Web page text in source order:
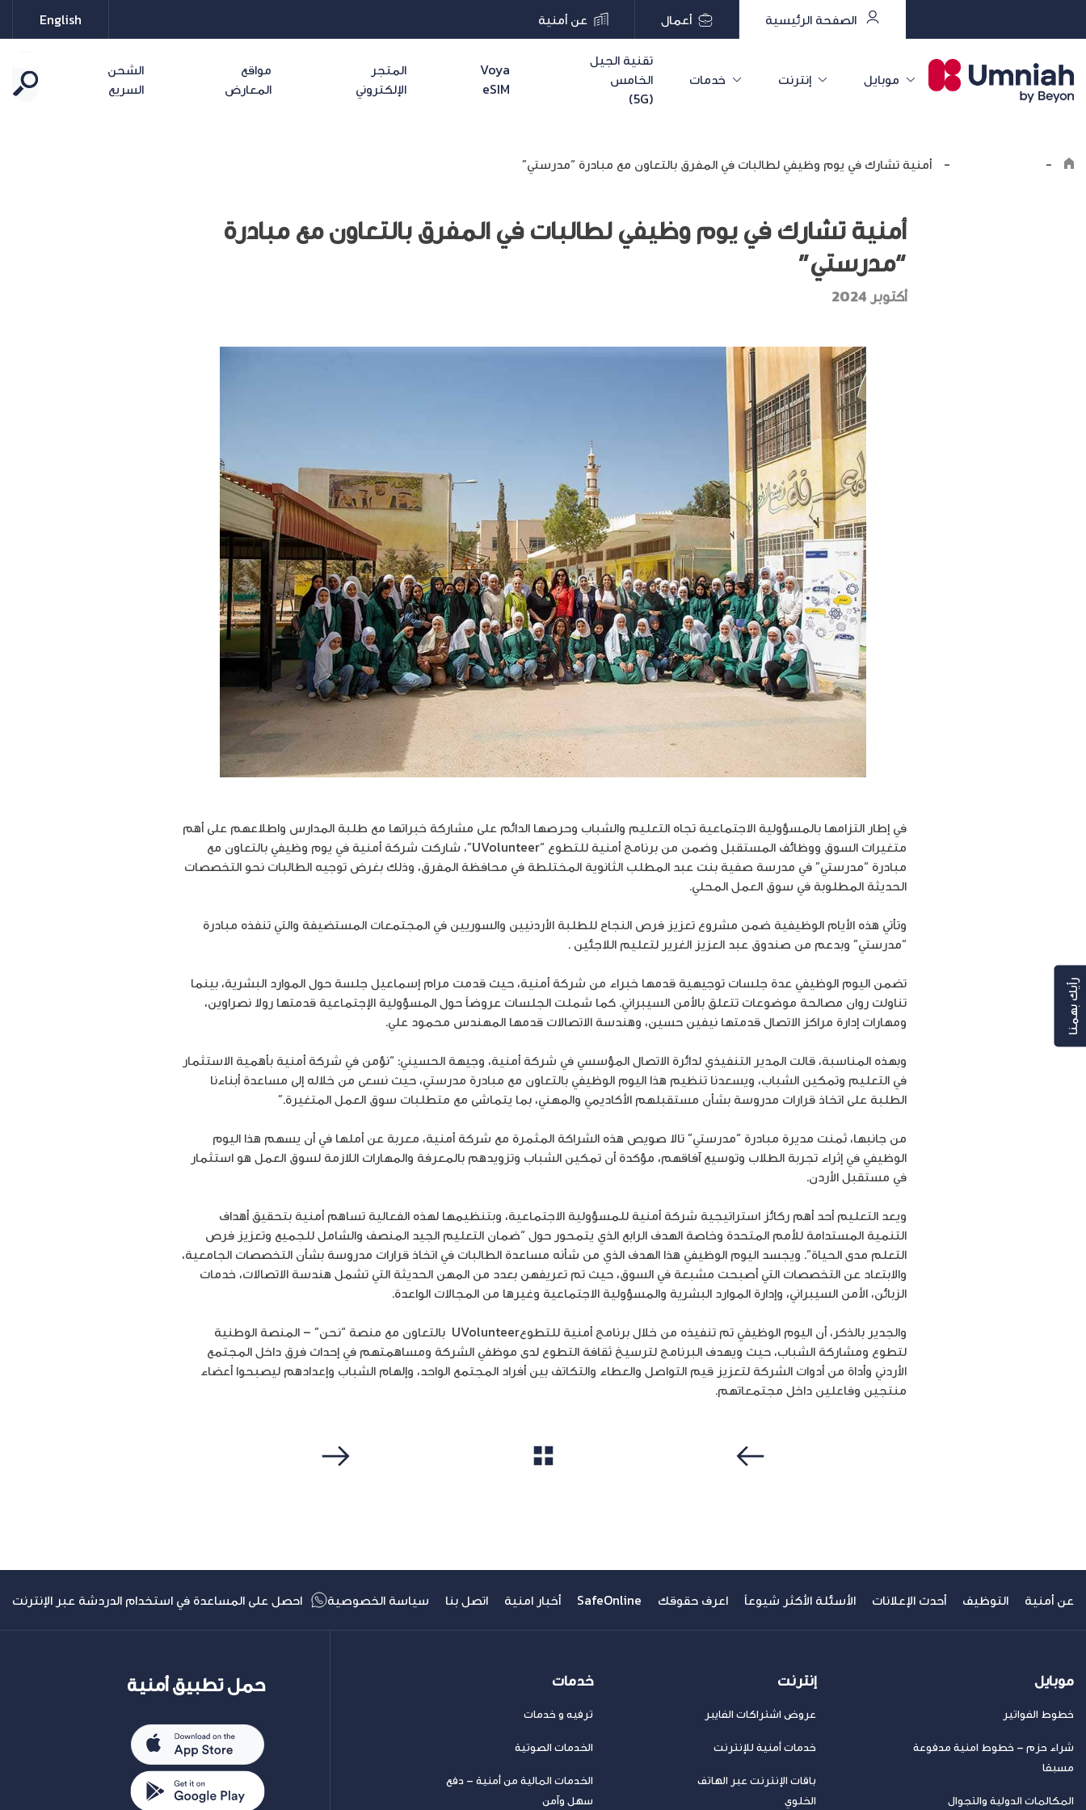
الصفحة الرئيسية أعمال عن أمنية English
موبايل إنترنت خدمات
تقنية الجيل
الخامس
(5G)
Voya
eSIM
المتجر
الإلكتروني
مواقع
المعارض
الشحن
السريع
-
- أمنية تشارك في يوم وظيفي لطالبات في المفرق بالتعاون مع مبادرة “مدرستي”
أمنية تشارك في يوم وظيفي لطالبات في المفرق بالتعاون مع مبادرة
“مدرستي”
أكتوبر 2024
في إطار التزامها بالمسؤولية الاجتماعية تجاه التعليم والشباب وحرصها الدائم على مشاركة خبراتها مع طلبة المدارس واطلاعهم على أهم
متغيرات السوق ووظائف المستقبل وضمن من برنامج أمنية للتطوع “UVolunteer”، شاركت شركة أمنية في يوم وظيفي بالتعاون مع
مبادرة “مدرستي” في مدرسة صفية بنت عبد المطلب الثانوية المختلطة في محافظة المفرق، وذلك بغرض توجيه الطالبات نحو التخصصات
الحديثة المطلوبة في سوق العمل المحلي.
وتأتي هذه الأيام الوظيفية ضمن مشروع تعزيز فرص النجاح للطلبة الأردنيين والسوريين في المجتمعات المستضيفة والتي تنفذه مبادرة
“مدرستي” وبدعم من صندوق عبد العزيز الغرير لتعليم اللاجئين .
تضمن اليوم الوظيفي عدة جلسات توجيهية قدمها خبراء من شركة أمنية، حيث قدمت مرام إسماعيل جلسة حول الموارد البشرية، بينما
تناولت روان مصالحة موضوعات تتعلق بالأمن السيبراني. كما شملت الجلسات عروضاً حول المسؤولية الإجتماعية قدمتها رولا نصراوين،
ومهارات إدارة مراكز الاتصال قدمتها نيفين حسين، وهندسة الاتصالات قدمها المهندس محمود علي.
وبهذه المناسبة، قالت المدير التنفيذي لدائرة الاتصال المؤسسي في شركة أمنية، وجيهة الحسيني: “نؤمن في شركة أمنية بأهمية الاستثمار
في التعليم وتمكين الشباب، ويسعدنا تنظيم هذا اليوم الوظيفي بالتعاون مع مبادرة مدرستي، حيث نسعى من خلاله إلى مساعدة أبناءنا
الطلبة على اتخاذ قرارات مدروسة بشأن مستقبلهم الأكاديمي والمهني، بما يتماشى مع متطلبات سوق العمل المتغيرة.”
من جانبها، ثمنت مديرة مبادرة “مدرستي” تالا صويص هذه الشراكة المثمرة مع شركة أمنية، معربة عن أملها في أن يسهم هذا اليوم
الوظيفي في إثراء تجربة الطلاب وتوسيع آفاقهم، مؤكدة أن تمكين الشباب وتزويدهم بالمعرفة والمهارات اللازمة لسوق العمل هو استثمار
في مستقبل الأردن.
ويعد التعليم أحد أهم ركائز استراتيجية شركة أمنية للمسؤولية الاجتماعية، وبتنظيمها لهذه الفعالية تساهم أمنية بتحقيق أهداف
التنمية المستدامة للأمم المتحدة وخاصة الهدف الرابع الذي يتمحور حول “ضمان التعليم الجيد المنصف والشامل للجميع وتعزيز فرص
التعلم مدى الحياة”. ويجسد اليوم الوظيفي هذا الهدف الذي من شأنه مساعدة الطالبات في اتخاذ قرارات مدروسة بشأن التخصصات الجامعية،
والابتعاد عن التخصصات التي أصبحت مشبعة في السوق، حيث تم تعريفهن بعدد من المهن الحديثة التي تشمل هندسة الاتصالات، خدمات
الزبائن، الأمن السيبراني، وإدارة الموارد البشرية والمسؤولية الاجتماعية وغيرها من المجالات الواعدة.
والجدير بالذكر، أن اليوم الوظيفي تم تنفيذه من خلال برنامج أمنية للتطوعUVolunteer بالتعاون مع منصة “نحن” – المنصة الوطنية
لتطوع ومشاركة الشباب، حيث ويهدف البرنامج لترسيخ ثقافة التطوع لدى موظفي الشركة ومساهمتهم في إحداث فرق داخل المجتمع
الأردني وأداة من أدوات الشركة لتعزيز قيم التواصل والعطاء والتكاتف بين أفراد المجتمع الواحد، وإلهام الشباب وإعدادهم ليصبحوا أعضاء
منتجين وفاعلين داخل مجتمعاتهم.
عن أمنية التوظيف أحدث الإعلانات الأسئلة الأكثر شيوعاً اعرف حقوقك SafeOnline أخبار امنية اتصل بنا سياسة الخصوصية احصل على المساعدة في استخدام الدردشة عبر الإنترنت
موبايل
خطوط الفواتير
شراء حزم – خطوط امنية مدفوعة
مسبقا
المكالمات الدولية والتجوال
إنترنت
عروض اشتراكات الفايبر
خدمات أمنية للإنترنت
باقات الإنترنت عبر الهاتف
الخلوي
خدمات
ترفيه و خدمات
الخدمات الصوتية
الخدمات المالية من أمنية – دفع
سهل وآمن
حمل تطبيق أمنية
رأيك بهمنا